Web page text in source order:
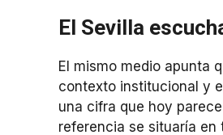
El Sevilla
El mismo medio apunta
contexto institucional y
una cifra que hoy
referencia se situaría en